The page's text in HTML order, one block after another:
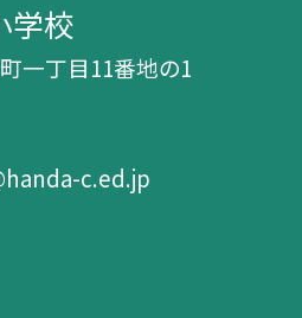
学校
一丁目11番地の1
c.ed.jp